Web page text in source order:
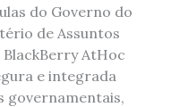
do Governo do
de Assuntos
AtHoc
e integrada
governamentais,